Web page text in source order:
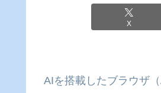
X
AIを搭載したブラウザ